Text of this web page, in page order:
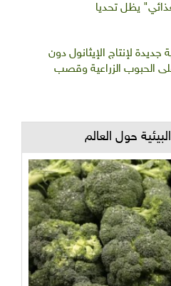
يظل تحديا
جديدة لإنتاج الإيثانول دون
الحبوب الزراعية وقصب
حول العالم